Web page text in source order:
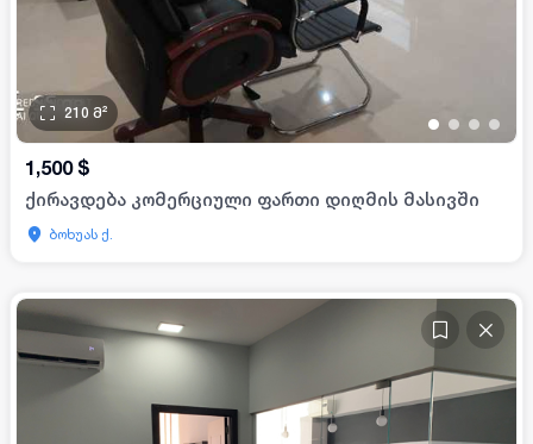
• • • •
210 მ²
1,500 $
ქირავდება კომერციული ფართი დიღმის მასივში
ბოხუას ქ.